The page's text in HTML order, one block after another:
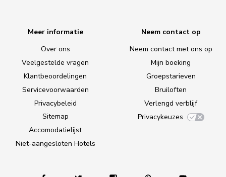
Meer informatie
Over ons
Veelgestelde vragen
Klantbeoordelingen
Servicevoorwaarden
Privacybeleid
Sitemap
Accomodatielijst
Niet-aangesloten Hotels
Neem contact op
Neem contact met ons op
Mijn boeking
Groepstarieven
Bruiloften
Verlengd verblijf
Privacykeuzes